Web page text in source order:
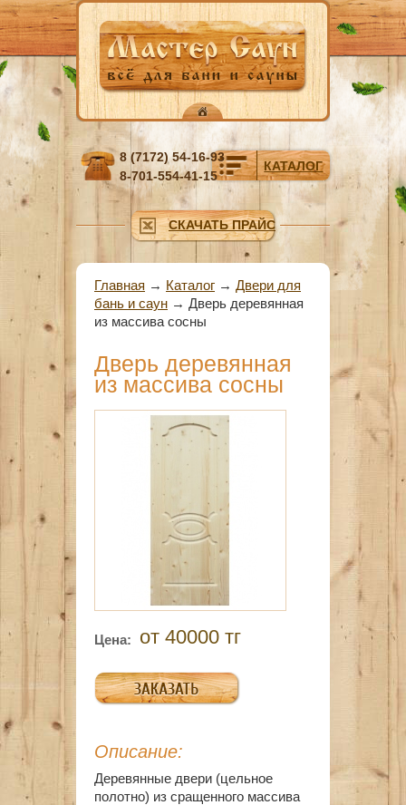
Перейти к основному содержанию
КАТАЛОГ
8 (7172) 54-16-93
8-701-554-41-15
СКАЧАТЬ ПРАЙС
Вы здесь
Главная → Каталог → Двери для
бань и саун → Дверь деревянная
из массива сосны
Дверь деревянная
из массива сосны
Цена: от 40000 тг
Описание:
Деревянные двери (цельное
полотно) из сращенного массива